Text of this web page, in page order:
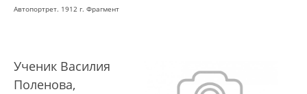
Автопортрет. 1912 г. Фрагмент
Ученик Василия
Поленова,